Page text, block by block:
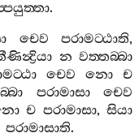
.
චෙව පරාමට‍්ඨාති,
න වත‍්තබ‍්බා
චෙව නො
ච
පරාමාසා
චෙව
ච පරාමාසා,සියා
පරාමාසාති.